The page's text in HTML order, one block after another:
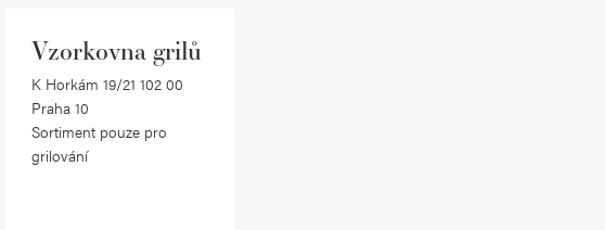
Vzorkovna grilů
K Horkám 19/21 102 00
Praha 10
Sortiment pouze pro
grilování